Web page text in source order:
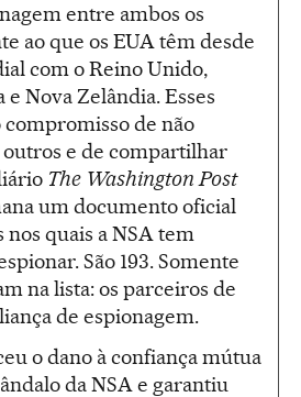
entre ambos os
ao que os EUA têm desde
com o Reino Unido,
e Nova Zelândia. Esses
de não
outros e de compartilhar
The Washington Post
um documento oficial
nos quais a NSA tem
São 193. Somente
na lista: os parceiros de
de espionagem.
o dano à confiança mútua
da NSA e garantiu